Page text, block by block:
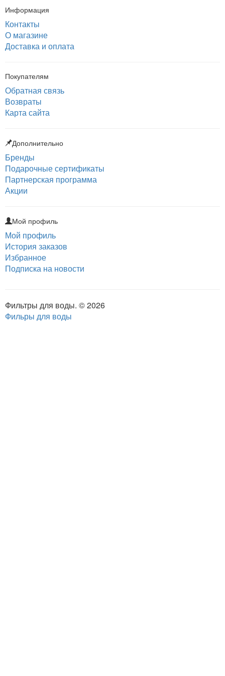
Информация
Контакты
О магазине
Доставка и оплата
Покупателям
Обратная связь
Возвраты
Карта сайта
Дополнительно
Бренды
Подарочные сертификаты
Партнерская программа
Акции
Мой профиль
Мой профиль
История заказов
Избранное
Подписка на новости
Фильтры для воды. © 2026
Фильры для воды